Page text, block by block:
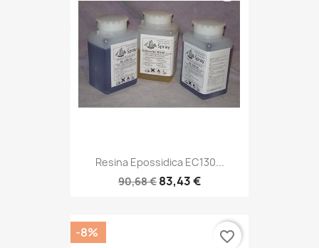
Resina Epossidica EC130...
90,68 € 83,43 €
-8% favorite_border